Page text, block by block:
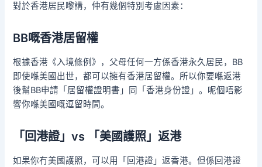
對於香港居民嚟講，仲有幾個特別考慮因素：
BB嘅香港居留權
根據香港《入境條例》，父母任何一方係香港永久居民，BB
即使喺美國出世，都可以擁有香港居留權。所以你要喺返港
後幫BB申請「居留權證明書」同「香港身份證」。呢個唔影
響你喺美國嘅逗留時間。
「回港證」vs 「美國護照」返港
如果你冇美國護照，可以用「回港證」返香港。但係回港證